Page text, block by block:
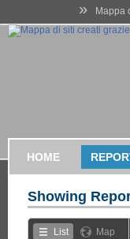
» Mappa
HOME
Showing
List Map